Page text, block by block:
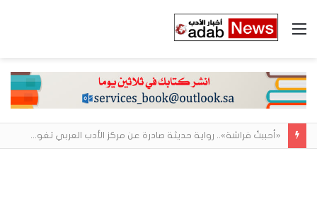
القائمة
«أحببتُ فراشة».. رواية حديثة صادرة عن مركز الأدب العربي تغوص في هشاشة الحب وصراعات الذات